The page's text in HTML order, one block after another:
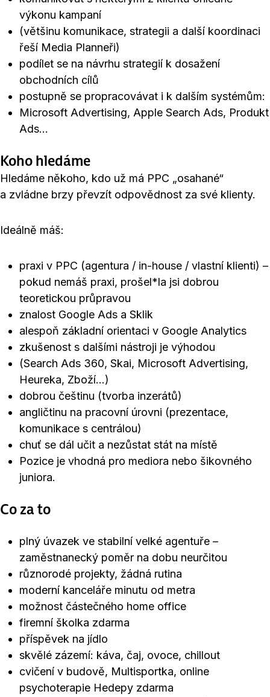
výkonu kampaní
(většinu komunikace, strategii a další koordinaci
řeší Media Planneři)
podílet se na návrhu strategií k dosažení
obchodních cílů
postupně se propracovávat i k dalším systémům:
Microsoft Advertising, Apple Search Ads, Produkt
Ads…
Koho hledáme
Hledáme někoho, kdo už má PPC „osahané“
a zvládne brzy převzít odpovědnost za své klienty.
Ideálně máš:
praxi v PPC (agentura / in-house / vlastní klienti) –
pokud nemáš praxi, prošel*la jsi dobrou
teoretickou průpravou
znalost Google Ads a Sklik
alespoň základní orientaci v Google Analytics
zkušenost s dalšími nástroji je výhodou
(Search Ads 360, Skai, Microsoft Advertising,
Heureka, Zboží…)
dobrou češtinu (tvorba inzerátů)
angličtinu na pracovní úrovni (prezentace,
komunikace s centrálou)
chuť se dál učit a nezůstat stát na místě
Pozice je vhodná pro mediora nebo šikovného
juniora.
Co za to
plný úvazek ve stabilní velké agentuře –
zaměstnanecký poměr na dobu neurčitou
různorodé projekty, žádná rutina
moderní kanceláře minutu od metra
možnost částečného home office
firemní školka zdarma
příspěvek na jídlo
skvělé zázemí: káva, čaj, ovoce, chillout
cvičení v budově, Multisportka, online
psychoterapie Hedepy zdarma